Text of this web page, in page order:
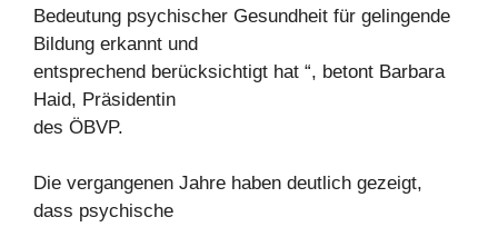
Bedeutung psychischer Gesundheit für gelingende
Bildung erkannt und
entsprechend berücksichtigt hat “, betont Barbara
Haid, Präsidentin
des ÖBVP.
Die vergangenen Jahre haben deutlich gezeigt,
dass psychische